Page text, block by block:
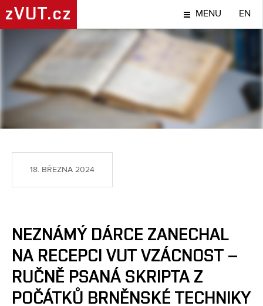
zVUT.cz MENU EN
TÉMA
18. BŘEZNA 2024
NEZNÁMÝ DÁRCE ZANECHAL
NA RECEPCI VUT VZÁCNOST –
RUČNĚ PSANÁ SKRIPTA Z
POČÁTKŮ BRNĚNSKÉ TECHNIKY